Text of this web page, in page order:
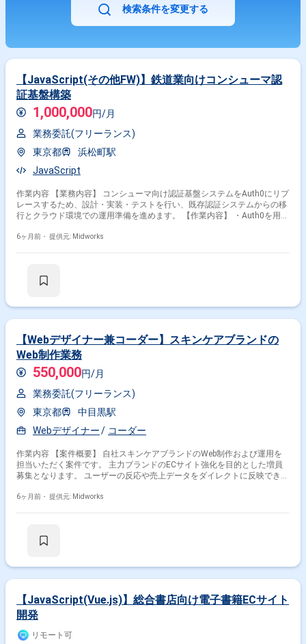
検索条件を変更する
【JavaScript(その他FW)】鉄道業向けコンシューマ認
証基盤構築
1,000,000円/月
業務委託(フリーランス)
東京都
浜松町駅
JavaScript
作業内容 【業務内容】 コンシューマ向け認証基盤システムをAuth0にリプ
レースするため、設計・実装・テストを行い、既存認証システムからの移
行とクラウド環境での運用準備を進めます。 【作業内容】 ・Auth0を用い
ド実装 ・AWS上でのEC2、API Gateway、Lambda、DynamoDB、S3、
6ヶ月前・ 提供元: Midworks
【Webデザイナー兼コーダー】スキンケアブランドの
Web制作業務
550,000円/月
業務委託(フリーランス)
東京都
中目黒駅
Webデザイナー
コーダー
作業内容 【案件概要】 自社スキンケアブランドのWeb制作および運用を
担当いただく案件です。 主力ブランドのECサイト強化を目的とした増員
募集となります。 ユーザーの反応や売上データをダイレクトに反映できる
両立させることが求められます。 Webデザインからコーディング、運用改
Illustratorを用いたデザイン制作 ・ECサイトのUI/UX改善および売上向上
6ヶ月前・ 提供元: Midworks
【JavaScript(Vue.js)】総合書店向け電子書籍ECサイト
開発
リモート可